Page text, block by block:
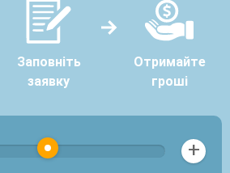
Заповніть
заявку
Отримайте
гроші
+